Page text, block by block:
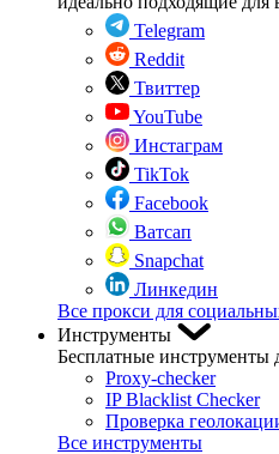
Telegram
Reddit
Твиттер
YouTube
Инстаграм
TikTok
Facebook
Ватсап
Snapchat
Линкедин
Все прокси для
Инструменты
Бесплатные инструменты
Proxy-checker
IP Blacklist Checker
Проверка
Все инструменты